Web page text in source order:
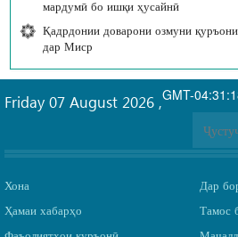
мардумӣ бо ишқи ҳусайнӣ
Қадрдонии доварони озмуни
дар Миср
GMT-
Friday 07 August 2026 ,
Хона
Ҳамаи хабарҳо
Дар
Тамос